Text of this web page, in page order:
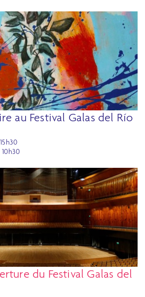
au Festival Galas del Río
du Festival Galas del